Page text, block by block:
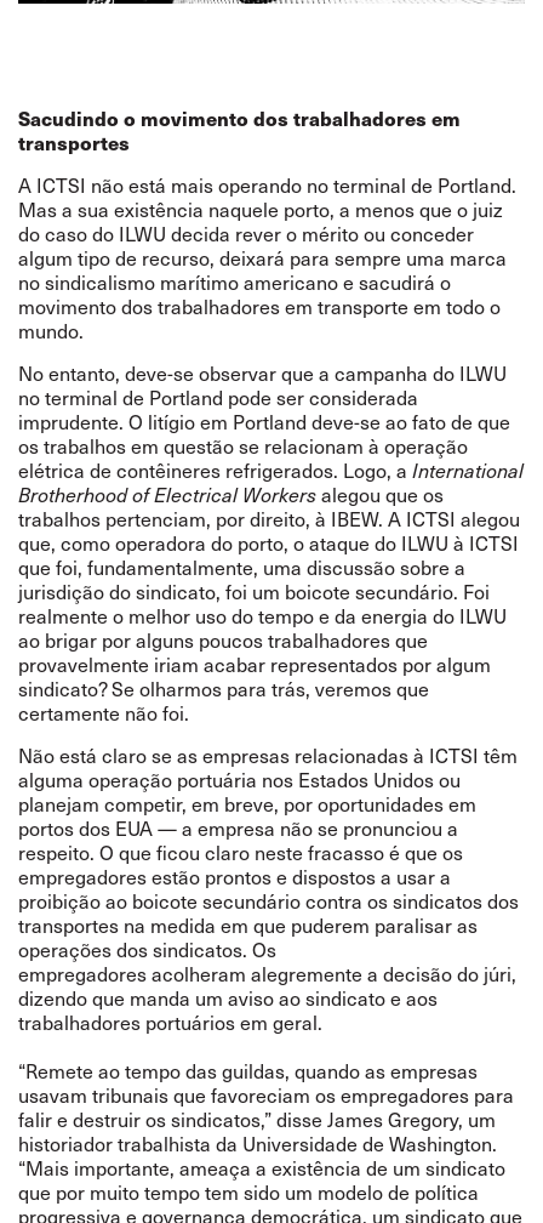
Sacudindo o movimento dos trabalhadores em
transportes
A ICTSI não está maisoperando no terminal de Portland.
Mas a sua existência naquele porto, a menos que o juiz
do caso do ILWU decida rever o mérito ou conceder
algum tipo de recurso, deixará para sempre uma marca
no sindicalismo marítimo americano e sacudirá o
movimento dos trabalhadores em transporte em todo o
mundo.
No entanto, deve-se observar que a campanha do ILWU
no terminal de Portland pode ser considerada
imprudente. O litígio em Portland deve-se ao fato de que
os trabalhos em questão se relacionam à operação
elétrica de contêineres refrigerados. Logo, a International
Brotherhood of Electrical Workersalegou que os
trabalhos pertenciam, por direito, à IBEW. A ICTSI alegou
que, como operadora do porto, o ataque do ILWU à ICTSI
que foi, fundamentalmente, uma discussão sobre a
jurisdição do sindicato, foi um boicote secundário. Foi
realmente o melhor uso do tempo e da energia do ILWU
ao brigar por alguns poucos trabalhadores que
provavelmente iriam acabar representados por algum
sindicato? Se olharmos para trás, veremos que
certamente não foi.
Não está claro se as empresas relacionadas à ICTSI têm
alguma operação portuária nos Estados Unidos ou
planejam competir, em breve, por oportunidades em
portos dos EUA—a empresa não se pronunciou a
respeito. O que ficou claro neste fracasso é que os
empregadores estão prontos e dispostos a usar a
proibição ao boicote secundário contra os sindicatos dos
transportes na medida em que puderem paralisar as
operações dos sindicatos. Os
empregadoresacolheram alegremente a decisão do júri,
dizendo que manda um aviso ao sindicato e aos
trabalhadores portuários em geral.
“Remete ao tempo das guildas, quando as empresas
usavam tribunais que favoreciam os empregadores para
falir e destruir os sindicatos,”disse James Gregory, um
historiador trabalhista da Universidade de Washington.
“Mais importante, ameaça a existência de um sindicato
que por muito tempo tem sido um modelo de política
progressiva e governança democrática, um sindicato que